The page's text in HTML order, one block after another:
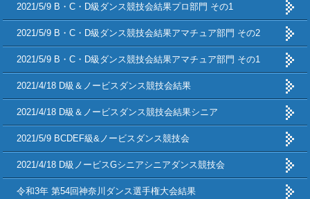
2021/5/9 B・C・D級ダンス競技会結果プロ部門 その1
2021/5/9 B・C・D級ダンス競技会結果アマチュア部門 その2
2021/5/9 B・C・D級ダンス競技会結果アマチュア部門 その1
2021/4/18 D級＆ノービスダンス競技会結果
2021/4/18 D級＆ノービスダンス競技会結果シニア
2021/5/9 BCDEF級&ノービスダンス競技会
2021/4/18 D級ノービスGシニアシニアダンス競技会
令和3年 第54回神奈川ダンス選手権大会結果